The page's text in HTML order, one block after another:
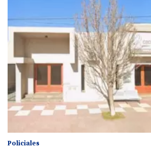
Policiales